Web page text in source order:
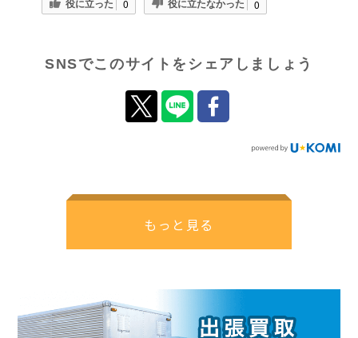
役に立った 0 役に立たなかった 0
SNSでこのサイトをシェアしましょう
もっと見る